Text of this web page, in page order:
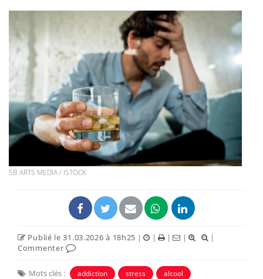
SB ARTS MEDIA / ISTOCK
Publié le 31.03.2026 à 18h25 | | | |
|
Commenter
Mots clés : addiction stress alcool